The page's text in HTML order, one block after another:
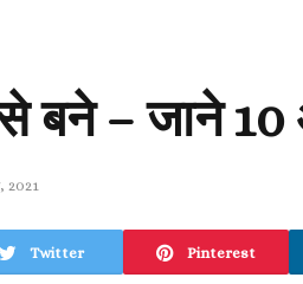
बने – जाने
2021
Twitter Pinterest